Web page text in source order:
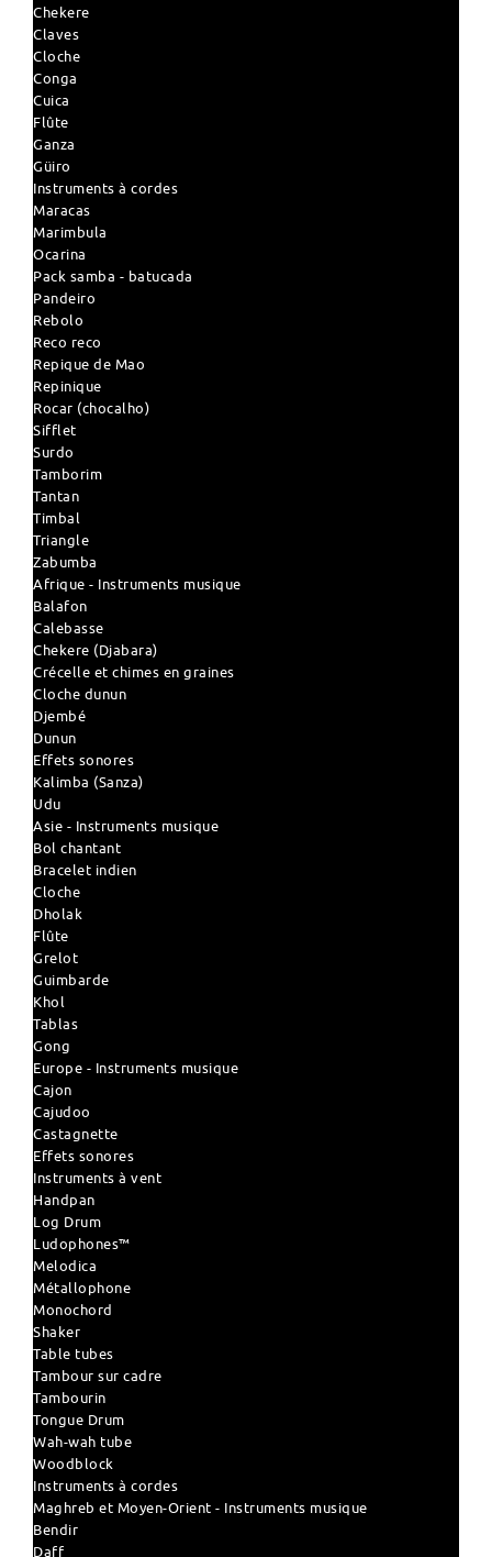
Chekere
Claves
Cloche
Conga
Cuica
Flûte
Ganza
Güiro
Instruments à cordes
Maracas
Marimbula
Ocarina
Pack samba - batucada
Pandeiro
Rebolo
Reco reco
Repique de Mao
Repinique
Rocar (chocalho)
Sifflet
Surdo
Tamborim
Tantan
Timbal
Triangle
Zabumba
Afrique - Instruments musique
Balafon
Calebasse
Chekere (Djabara)
Crécelle et chimes en graines
Cloche dunun
Djembé
Dunun
Effets sonores
Kalimba (Sanza)
Udu
Asie - Instruments musique
Bol chantant
Bracelet indien
Cloche
Dholak
Flûte
Grelot
Guimbarde
Khol
Tablas
Gong
Europe - Instruments musique
Cajon
Cajudoo
Castagnette
Effets sonores
Instruments à vent
Handpan
Log Drum
Ludophones™
Melodica
Métallophone
Monochord
Shaker
Table tubes
Tambour sur cadre
Tambourin
Tongue Drum
Wah-wah tube
Woodblock
Instruments à cordes
Maghreb et Moyen-Orient - Instruments musique
Bendir
Daff